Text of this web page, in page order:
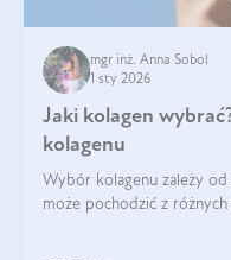
mgr inż. Anna Sobol
1 sty 2026
Jaki kolagen
kolagenu
Wybór kolagenu zależy
może pochodzić z